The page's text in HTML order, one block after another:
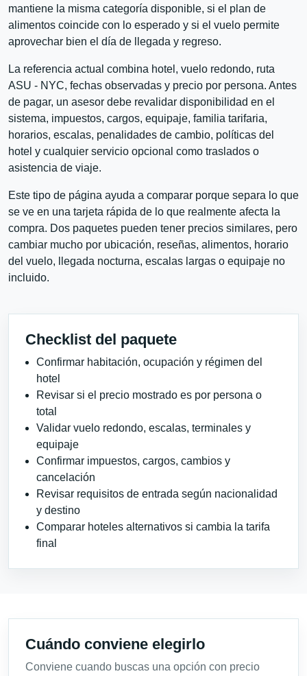
mantiene la misma categoría disponible, si el plan de
alimentos coincide con lo esperado y si el vuelo permite
aprovechar bien el día de llegada y regreso.
La referencia actual combina hotel, vuelo redondo, ruta
ASU - NYC, fechas observadas y precio por persona. Antes
de pagar, un asesor debe revalidar disponibilidad en el
sistema, impuestos, cargos, equipaje, familia tarifaria,
horarios, escalas, penalidades de cambio, políticas del
hotel y cualquier servicio opcional como traslados o
asistencia de viaje.
Este tipo de página ayuda a comparar porque separa lo que
se ve en una tarjeta rápida de lo que realmente afecta la
compra. Dos paquetes pueden tener precios similares, pero
cambiar mucho por ubicación, reseñas, alimentos, horario
del vuelo, llegada nocturna, escalas largas o equipaje no
incluido.
Checklist del paquete
Confirmar habitación, ocupación y régimen del
hotel
Revisar si el precio mostrado es por persona o
total
Validar vuelo redondo, escalas, terminales y
equipaje
Confirmar impuestos, cargos, cambios y
cancelación
Revisar requisitos de entrada según nacionalidad
y destino
Comparar hoteles alternativos si cambia la tarifa
final
Cuándo conviene elegirlo
Conviene cuando buscas una opción con precio